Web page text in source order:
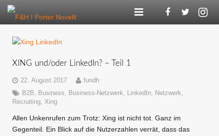
Agentur
Kompetenzen
Referenzen
F&H Digital
Blog
XING und/oder LinkedIn? – Teil 1
22. August 2017
fundh
B2B, Business, Business-Netzwerk, LinkedIn, Netzwerk,
Recruiting, Xing
Allen Unkenrufen zum Trotz: Xing ist nicht tot. Ganz im
Gegenteil. Ein Blick auf die Nutzerzahlen verrät, dass das